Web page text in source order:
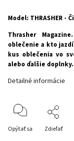
Model: THRASHER -
Thrasher
oblečenie a kto
kus oblečenia vo
alebo ďalšie
Detailné informácie
Opýtať sa Zdieľať